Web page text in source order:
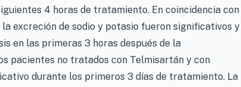
4 horas de tratamiento. En coincidencia con
excreción de sodio y potasio fueron significativos y
en las primeras 3 horas después de la
pacientes no tratados con Telmisartán y con
durante los primeros 3 días de tratamiento. La